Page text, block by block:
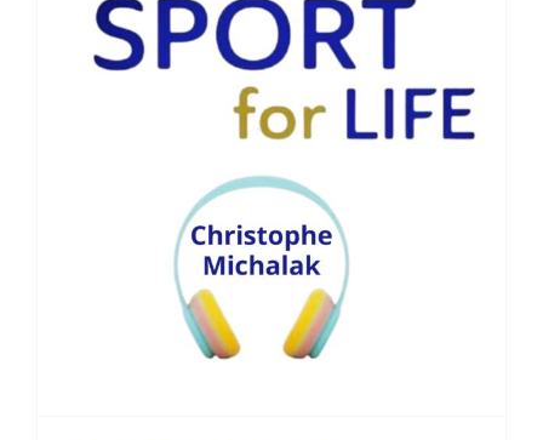
ENTRETIEN AVEC
CHRISTOPHE MICHALAK